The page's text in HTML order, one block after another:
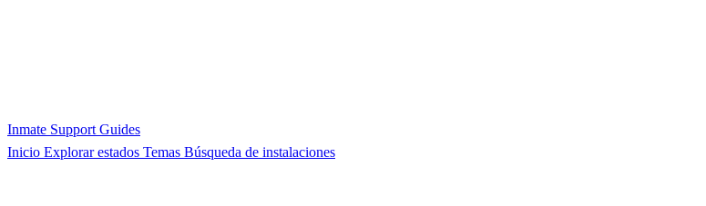
Inmate Support Guides
Inicio Explorar estados Temas Búsqueda de instalaciones